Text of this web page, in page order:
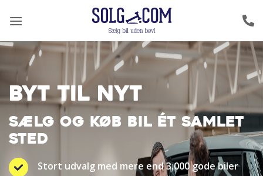
BYT TIL NYT
SÆLG OG KØB BIL ÉT SAMLET
STED
Stort udvalg med mere end 3.000 gode biler